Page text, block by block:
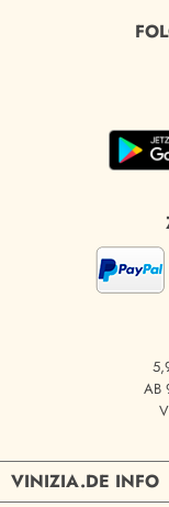
AB
VINIZIA.DE INFO